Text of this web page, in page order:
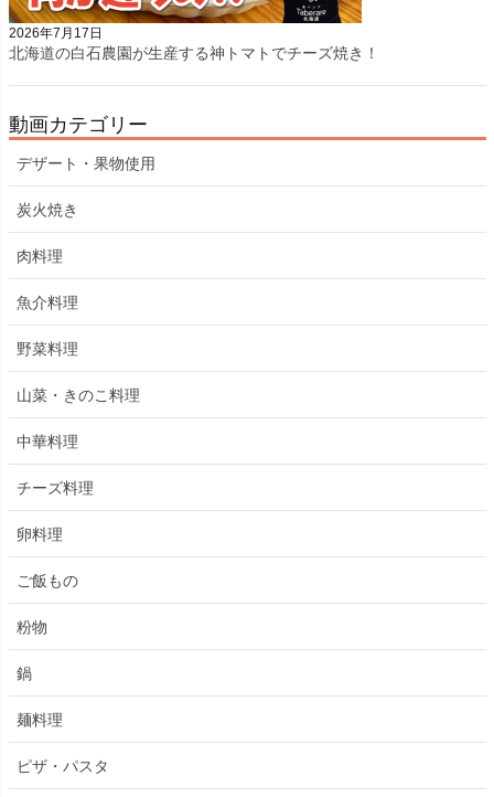
2026年7月17日
北海道の白石農園が生産する神トマトでチーズ焼き！
動画カテゴリー
デザート・果物使用
炭火焼き
肉料理
魚介料理
野菜料理
山菜・きのこ料理
中華料理
チーズ料理
卵料理
ご飯もの
粉物
鍋
麺料理
ピザ・パスタ